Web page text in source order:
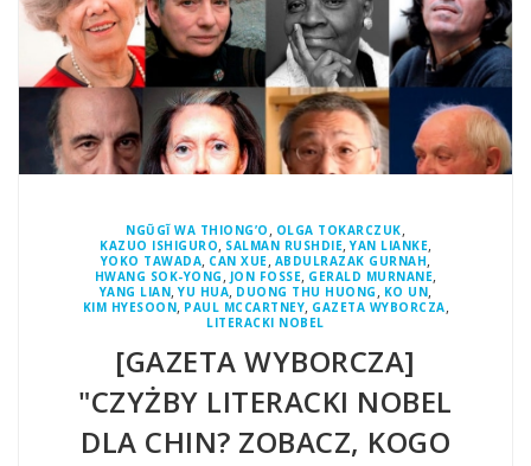
NGŨGĨ WA THIONG’O , OLGA TOKARCZUK,
KAZUO ISHIGURO, SALMAN RUSHDIE,YAN LIANKE,
YOKO TAWADA, CAN XUE, ABDULRAZAK GURNAH,
HWANG SOK-YONG , JON FOSSE, GERALD MURNANE,
YANG LIAN,YU HUA, DUONG THU HUONG , KO UN,
KIM HYESOON, PAUL MCCARTNEY, GAZETA WYBORCZA,
LITERACKI NOBEL
[GAZETA WYBORCZA]
"CZYŻBY LITERACKI NOBEL
DLA CHIN? ZOBACZ, KOGO